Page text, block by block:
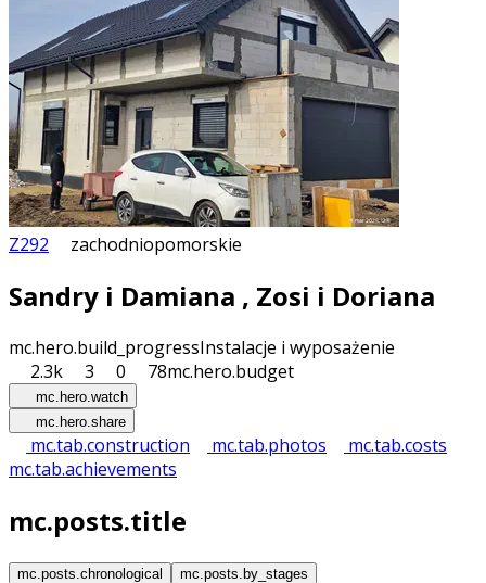
Z292 zachodniopomorskie
Sandry i Damiana , Zosi i Doriana
mc.hero.build_progressInstalacje i wyposażenie
2.3k
3 0 78mc.hero.budget
mc.hero.watch
mc.hero.share
mc.tab.construction mc.tab.photos
mc.tab.costs
mc.tab.achievements
mc.posts.title
mc.posts.chronological mc.posts.by_stages